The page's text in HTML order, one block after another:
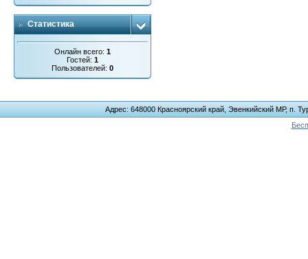
Статистика
Онлайн всего: 1
Гостей: 1
Пользователей: 0
Адрес: 648000 Красноярский край, Эвенкийский МР, п.